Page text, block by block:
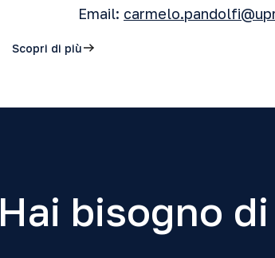
Email:
Scopri di più
Hai bisogno